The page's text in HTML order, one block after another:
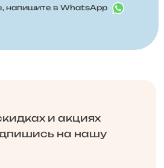
напишите в WhatsApp
и акциях
на нашу